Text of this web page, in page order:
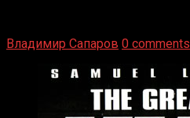
Владимир Сапаров 0 comments